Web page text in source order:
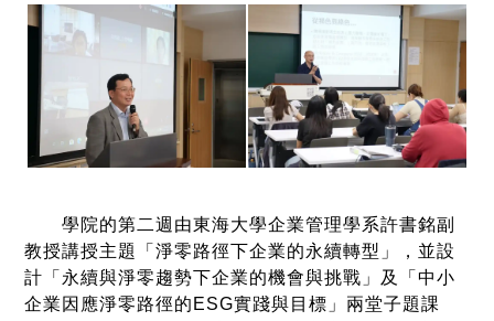
學院的第二週由東海大學企業管理學系許書銘副
教授講授主題「淨零路徑下企業的永續轉型」，並設
計「永續與淨零趨勢下企業的機會與挑戰」及「中小
企業因應淨零路徑的ESG實踐與目標」兩堂子題課